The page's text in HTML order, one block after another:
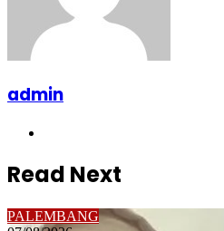
admin
Read Next
PALEMBANG